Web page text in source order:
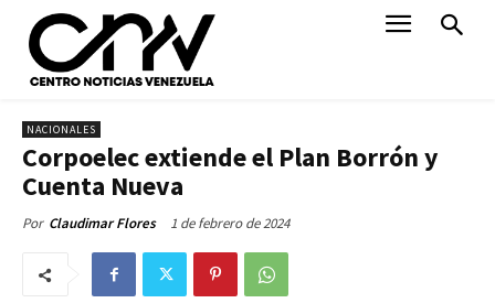
NACIONALES
Corpoelec extiende el Plan Borrón y
Cuenta Nueva
Por Claudimar Flores 1 de febrero de 2024